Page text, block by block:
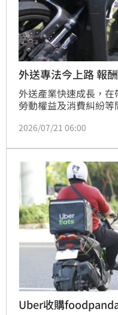
外送專法今上路 報
外送產業快速成長，
勞動權益及消費糾紛
平臺管理法》（外送專
2026/07/21 06:00
Uber收購